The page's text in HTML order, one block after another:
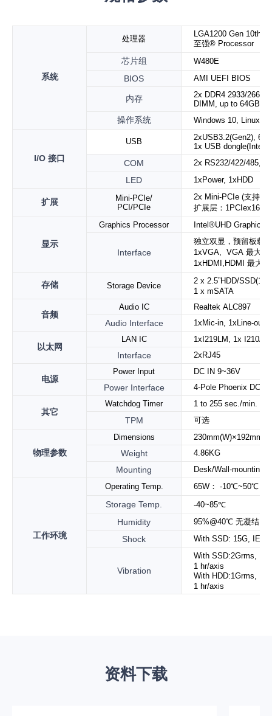
系统
处理器
LGA1200 Gen
至强® Processor
芯片组 W480E
BIOS AMI UEFI BIOS
内存
2x DDR4 2933/2666
DIMM, up to 64GB
操作系统 Windows 10, Linux,
I/O 接口
USB
2xUSB3.2(Gen2),
1x USB
COM 2x RS232/422/485,
LED 1xPower, 1xHDD
扩展
Mini-PCIe/
PCI/PCIe
2x Mini-PCIe (支持
扩展层：
显示
Graphics Processor Intel ®UHD Graphics
Interface
独立双显，预留板载
1xVGA, VGA 最大分
1xHDMI,HDMI 最大
存储 Storage Device
2 x 2.5”HDD/SSD(1
1 x mSATA
音频
Audio IC Realtek ALC897
Audio Interface 1xMic-in, 1xLine-out
以太网
LAN IC 1xI219LM , 1x I210AT
Interface 2xRJ45
电源
Power Input DC IN 9~36V
Power Interface 4-Pole Phoenix DC
其它
Watchdog Timer 1 to 255 sec./min.
TPM 可选
物理参数
Dimensions
Weight 4.86KG
Mounting Desk/Wall-mounting
工作环境
Operating Temp. 65W： -10℃~50℃（
Storage Temp. -40~85℃
Humidity 95%@40℃ 无凝结
Shock With SSD: 15G, IEC
Vibration
With SSD:2Grms,
1 hr/axis
With HDD:1Grms,
1 hr/axis
资料下载